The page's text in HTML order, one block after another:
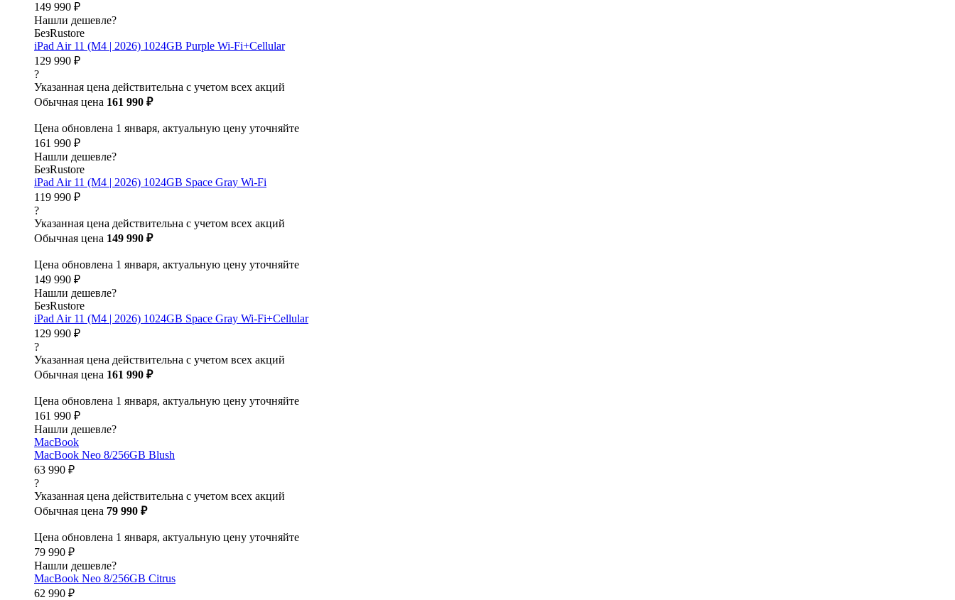
149 990 ₽
Нашли дешевле?
БезRustore
iPad Air 11 (M4 | 2026) 1024GB Purple Wi-Fi+Cellular
129 990 ₽
?
Указанная цена действительна с учетом всех акций
Обычная цена 161 990 ₽
Цена обновлена 1 января, актуальную цену уточняйте
161 990 ₽
Нашли дешевле?
БезRustore
iPad Air 11 (M4 | 2026) 1024GB Space Gray Wi-Fi
119 990 ₽
?
Указанная цена действительна с учетом всех акций
Обычная цена 149 990 ₽
Цена обновлена 1 января, актуальную цену уточняйте
149 990 ₽
Нашли дешевле?
БезRustore
iPad Air 11 (M4 | 2026) 1024GB Space Gray Wi-Fi+Cellular
129 990 ₽
?
Указанная цена действительна с учетом всех акций
Обычная цена 161 990 ₽
Цена обновлена 1 января, актуальную цену уточняйте
161 990 ₽
Нашли дешевле?
MacBook
MacBook Neo 8/256GB Blush
63 990 ₽
?
Указанная цена действительна с учетом всех акций
Обычная цена 79 990 ₽
Цена обновлена 1 января, актуальную цену уточняйте
79 990 ₽
Нашли дешевле?
MacBook Neo 8/256GB Citrus
62 990 ₽